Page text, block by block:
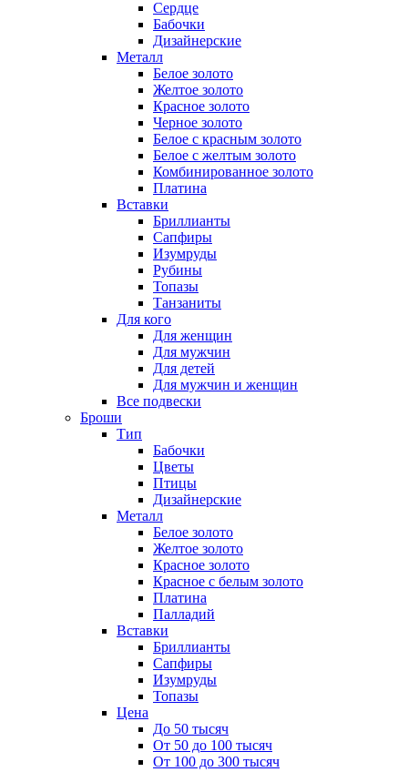
Сердце
Бабочки
Дизайнерские
Металл
Белое золото
Желтое золото
Красное золото
Черное золото
Белое с красным золото
Белое с желтым золото
Комбинированное золото
Платина
Вставки
Бриллианты
Сапфиры
Изумруды
Рубины
Топазы
Танзаниты
Для кого
Для женщин
Для мужчин
Для детей
Для мужчин и женщин
Все подвески
Броши
Тип
Бабочки
Цветы
Птицы
Дизайнерские
Металл
Белое золото
Желтое золото
Красное золото
Красное с белым золото
Платина
Палладий
Вставки
Бриллианты
Сапфиры
Изумруды
Топазы
Цена
До 50 тысяч
От 50 до 100 тысяч
От 100 до 300 тысяч